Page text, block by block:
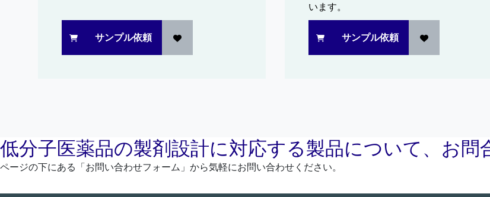
サンプル依頼
います。
サンプル依頼
低分子医薬品の製剤設計に対応する製品について、お問
ページの下にある「お問い合わせフォーム」から気軽にお問い合わせください。